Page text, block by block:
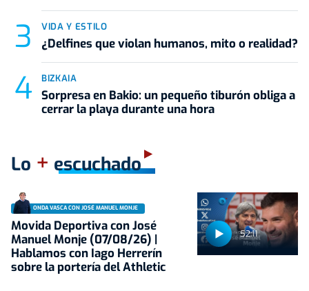
VIDA Y ESTILO
¿Delfines que violan humanos, mito o realidad?
BIZKAIA
Sorpresa en Bakio: un pequeño tiburón obliga a
cerrar la playa durante una hora
Lo + escuchado
52:11
ONDA VASCA CON JOSÉ MANUEL MONJE
Movida Deportiva con José
Manuel Monje (07/08/26) |
Hablamos con Iago Herrerín
sobre la portería del Athletic